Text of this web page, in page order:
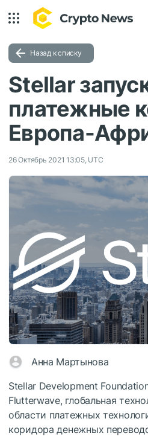
Назад к списку
Stellar
платежные
Европа-
26 Октябрь 2021 13:05, UTC
Анна Мартынова
Stellar Development
Flutterwave, глобальная
области платежных
коридора денежных